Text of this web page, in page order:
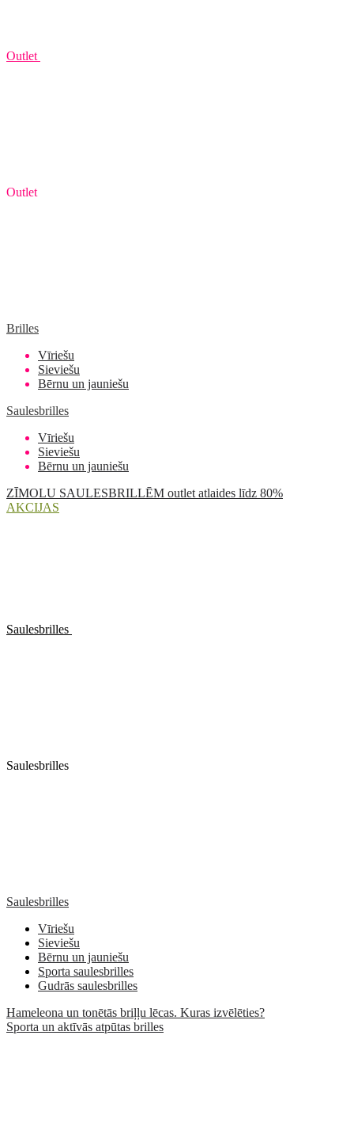
Outlet
Outlet
Brilles
Vīriešu
Sieviešu
Bērnu un jauniešu
Saulesbrilles
Vīriešu
Sieviešu
Bērnu un jauniešu
ZĪMOLU SAULESBRILLĒM outlet atlaides līdz 80%
AKCIJAS
Saulesbrilles
Saulesbrilles
Saulesbrilles
Vīriešu
Sieviešu
Bērnu un jauniešu
Sporta saulesbrilles
Gudrās saulesbrilles
Hameleona un tonētās briļļu lēcas. Kuras izvēlēties?
Sporta un aktīvās atpūtas brilles